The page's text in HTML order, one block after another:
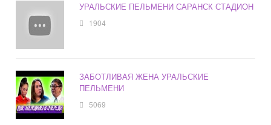
УРАЛЬСКИЕ ПЕЛЬМЕНИ САРАНСК СТАДИОН
1904
ЗАБОТЛИВАЯ ЖЕНА УРАЛЬСКИЕ
ПЕЛЬМЕНИ
5069